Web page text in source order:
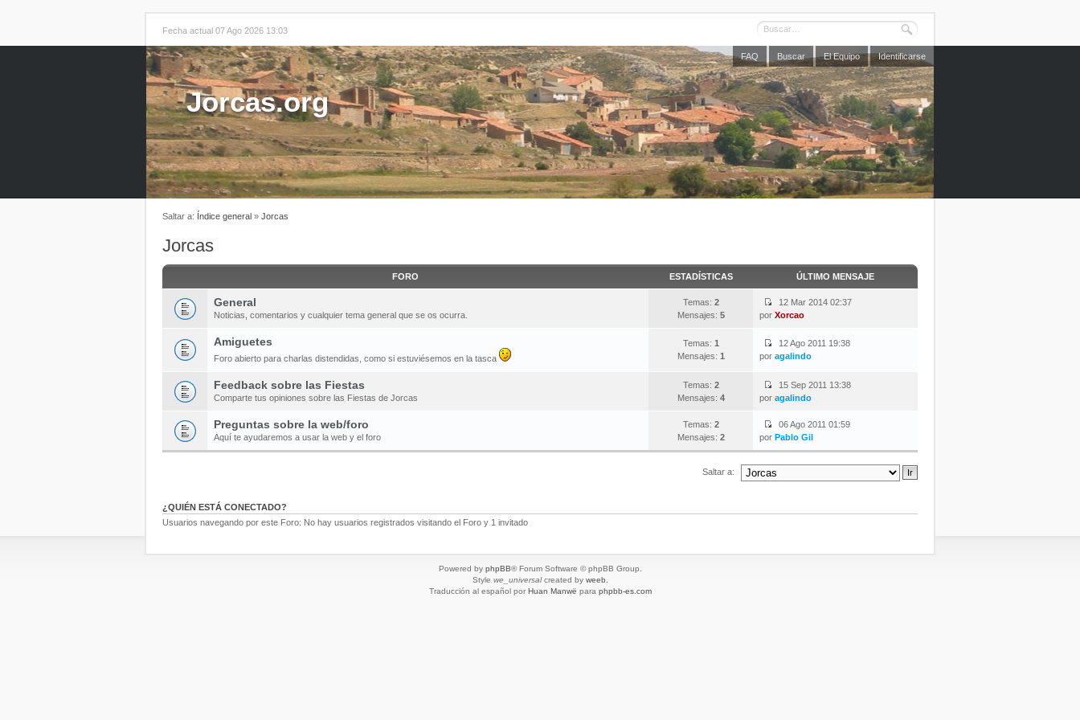
Fecha actual 07 Ago 2026 13:03
FAQ Buscar El Equipo Identificarse
Jorcas.org
Saltar a: Índice general » Jorcas
Jorcas
FORO ESTADÍSTICAS ÚLTIMO MENSAJE
General
Noticias, comentarios y cualquier tema general que se os ocurra.
Temas: 2
Mensajes: 5
12 Mar 2014 02:37
por Xorcao
Amiguetes
Foro abierto para charlas distendidas, como si estuviésemos en la tasca
Temas: 1
Mensajes: 1
12 Ago 2011 19:38
por agalindo
Feedback sobre las Fiestas
Comparte tus opiniones sobre las Fiestas de Jorcas
Temas: 2
Mensajes: 4
15 Sep 2011 13:38
por agalindo
Preguntas sobre la web/foro
Aquí te ayudaremos a usar la web y el foro
Temas: 2
Mensajes: 2
06 Ago 2011 01:59
por Pablo Gil
Saltar a:
¿QUIÉN ESTÁ CONECTADO?
Usuarios navegando por este Foro: No hay usuarios registrados visitando el Foro y 1 invitado
Powered by phpBB® Forum Software © phpBB Group.
Style we_universalcreated by weeb
Traducción al español por Huan Manwë para phpbb-es.com